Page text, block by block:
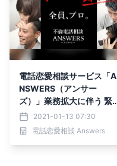
電話恋愛相談サービス「A
NSWERS（アンサー
ズ）」業務拡大に伴う 緊
急事態宣言再発令！！
2021-01-13 07:30
電話恋愛相談 Answers